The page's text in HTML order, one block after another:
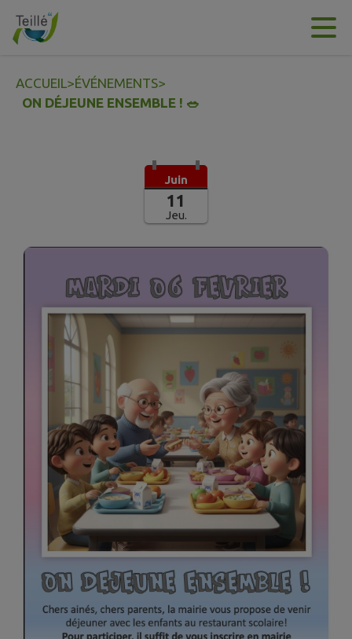
Contenu
ACCUEIL>ÉVÉNEMENTS>
ON DÉJEUNE ENSEMBLE ! 🥗
Juin
11
Jeu.